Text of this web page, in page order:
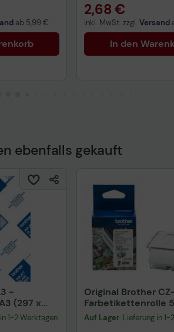
ab 5,99 €
2,68 €
inkl. MwSt. zzgl. Versand
In den
ebenfalls gekauft
-
(297 x
- 250
J4210
1-2 Werktagen
Original Brother
Farbetikettenrolle
breit, 5 m lang
Auf Lager: Lieferung in